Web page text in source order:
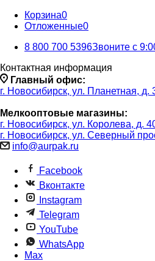
Корзина0
Отложенные0
8 800 700 5396Звоните с
Контактная информация
Главный офис:
г. Новосибирск, ул. Планетная,
Мелкооптовые магазины:
г. Новосибирск, ул. Королева, д.
г. Новосибирск, ул. Северный
info@aurpak.ru
Facebook
Вконтакте
Instagram
Telegram
YouTube
WhatsApp
Max